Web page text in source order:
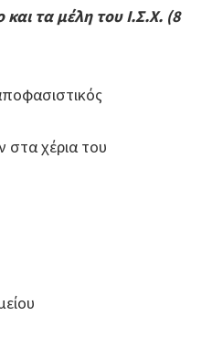
και τα μέλη του Ι.Σ.Χ. (8
στα χέρια του